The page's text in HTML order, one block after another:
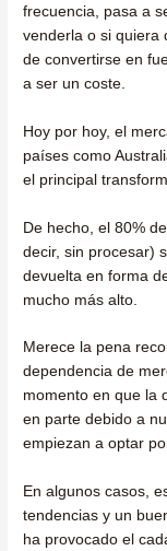
frecuencia, pasa a
venderla o si quiera
de convertirse en
a ser un coste.
Hoy por hoy, el
países como
el principal
De hecho, el 80%
decir, sin procesar)
devuelta en forma
mucho más alto.
Merece la pena
dependencia de
momento en que la
en parte debido a
empiezan a optar
En algunos casos,
tendencias y un
ha provocado el